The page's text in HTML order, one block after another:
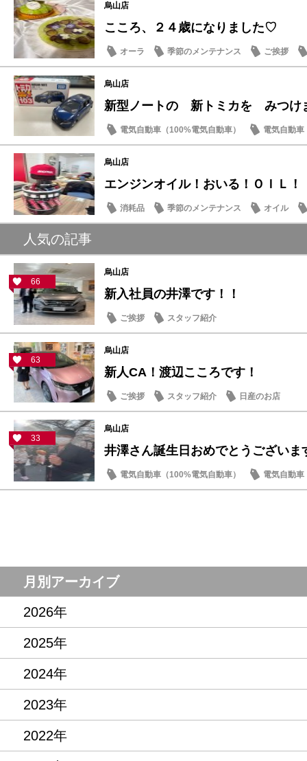
烏山店
こころ、２４歳になりました♡
オーラ 季節のメンテナンス ご挨拶
烏山店
新型ノートの 新トミカを みつけ
電気自動車（100%電気自動車）
電気自動車
季節のメンテナンス
保険
営業日・店休
烏山店
エンジンオイル！おいる！ＯＩＬ！
消耗品 季節のメンテナンス オイル
人気の記事
66
烏山店
新入社員の井澤です！！
ご挨拶 スタッフ紹介
63
烏山店
新人CA！渡辺こころです！
ご挨拶 スタッフ紹介 日産のお店
33
烏山店
井澤さん誕生日おめでとうございま
電気自動車（100%電気自動車）
電気自動車
ノート
オーラ
月別アーカイブ
2026年
2025年
2024年
2023年
2022年